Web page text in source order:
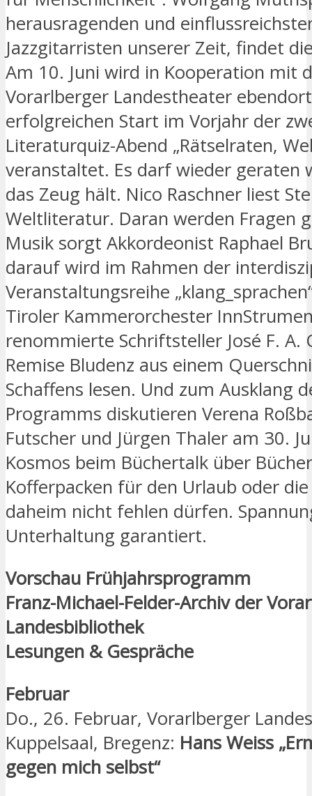
herausragenden und
Jazzgitarristen unserer Zeit, findet
Am 10. Juni wird in Kooperation mit
Vorarlberger Landestheater
erfolgreichen Start im Vorjahr der
Literaturquiz-Abend „Rätselraten,
veranstaltet. Es darf wieder geraten
das Zeug hält. Nico Raschner liest
Weltliteratur. Daran werden Fragen
Musik sorgt Akkordeonist Raphael
darauf wird im Rahmen der
Veranstaltungsreihe
Tiroler Kammerorchester
renommierte Schriftsteller José F. A.
Remise Bludenz aus einem
Schaffens lesen. Und zum Ausklang
Programms diskutieren Verena
Futscher und Jürgen Thaler am 30.
Kosmos beim Büchertalk über
Kofferpacken für den Urlaub oder
daheim nicht fehlen dürfen.
Unterhaltung garantiert.
Vorschau Frühjahrsprogramm
Franz-Michael-Felder-Archiv der
Landesbibliothek
Lesungen & Gespräche
Februar
Do., 26. Februar, Vorarlberger
Kuppelsaal, Bregenz: Hans Weiss
gegen mich selbst“